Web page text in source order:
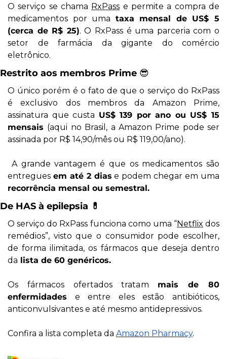
O serviço se chama RxPass e permite a compra de
medicamentos por uma taxa mensal de US$ 5
(cerca de R$ 25). O RxPass é uma parceria com o
setor de farmácia da gigante do comércio
eletrônico.
Restrito aos membros Prime 😎
O único porém é o fato de que o serviço do RxPass
é exclusivo dos membros da Amazon Prime,
assinatura que custa US$ 139 por ano ou US$ 15
mensais (aqui no Brasil, a Amazon Prime pode ser
assinada por R$ 14,90/mês ou R$ 119,00/ano).
A grande vantagem é que os medicamentos são
entregues em até 2 dias e podem chegar em uma
recorrência mensal ou semestral.
De HAS à epilepsia 💊
O serviço do RxPass funciona como uma “Netflix dos
remédios”, visto que o consumidor pode escolher,
de forma ilimitada, os fármacos que deseja dentro
da lista de 60 genéricos.
Os fármacos ofertados tratam mais de 80
enfermidades e entre eles estão antibióticos,
anticonvulsivantes e até mesmo antidepressivos.
Confira a lista completa da Amazon Pharmacy.